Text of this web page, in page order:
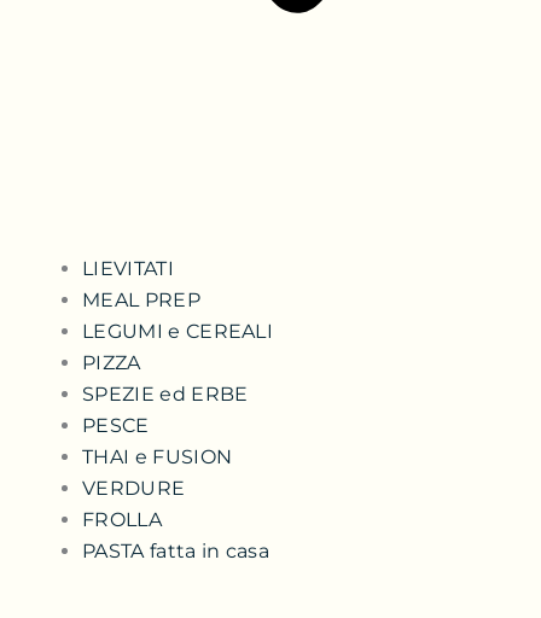
LIEVITATI
MEAL PREP
LEGUMI e CEREALI
PIZZA
SPEZIE ed ERBE
PESCE
THAI e FUSION
VERDURE
FROLLA
PASTA fatta in casa